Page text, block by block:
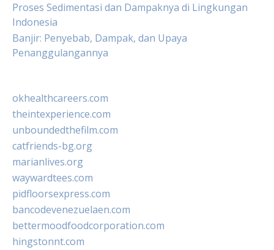
Proses Sedimentasi dan Dampaknya di Lingkungan
Indonesia
Banjir: Penyebab, Dampak, dan Upaya
Penanggulangannya
okhealthcareers.com
theintexperience.com
unboundedthefilm.com
catfriends-bg.org
marianlives.org
waywardtees.com
pidfloorsexpress.com
bancodevenezuelaen.com
bettermoodfoodcorporation.com
hingstonnt.com